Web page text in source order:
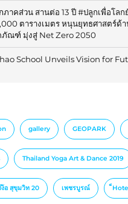
าคส่วน สานต่อ 13 ปี #ปลูกเพื่อโลก
ตารางเมตร หนุนยุทธศาสตร์ด้
ภัณฑ์ มุ่งสู่ Net Zero 2050
School Unveils Vision for
gallery GEOPARK
Thailand Yoga Art & Dance 2019
ง้อ สุขุมวิท 20 เพชรบูรณ์